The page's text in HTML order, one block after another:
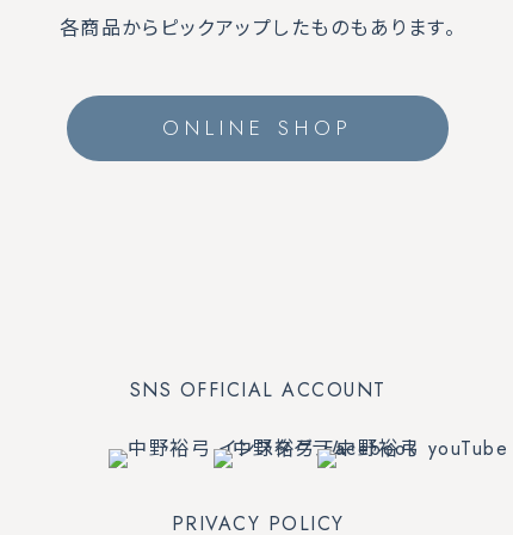
各商品からピックアップしたものもあります。
ONLINE SHOP
SNS OFFICIAL ACCOUNT
PRIVACY POLICY